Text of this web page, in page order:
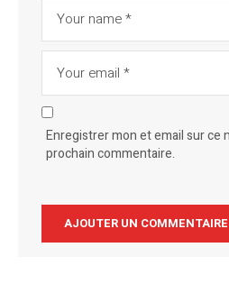
Enregistrer mon et email sur ce
prochain commentaire.